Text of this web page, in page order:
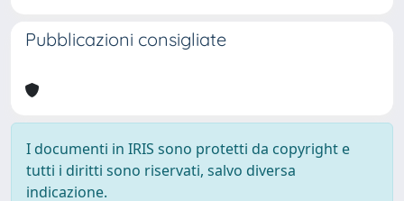
Pubblicazioni consigliate
I documenti in IRIS sono protetti da copyright e
tutti i diritti sono riservati, salvo diversa
indicazione.